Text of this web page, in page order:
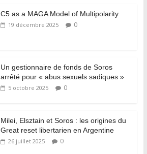
C5 as a MAGA Model of Multipolarity
19 décembre 2025 0
Un gestionnaire de fonds de Soros
arrêté pour « abus sexuels sadiques »
5 octobre 2025 0
Milei, Elsztain et Soros : les origines du
Great reset libertarien en Argentine
26 juillet 2025 0